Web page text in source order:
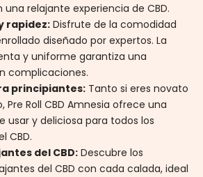
relajante experiencia de CBD.
rapidez: Disfrute de la comodidad
diseñado por expertos. La
y uniforme garantiza una
complicaciones.
principiantes: Tanto si eres novato
Pre Roll CBD Amnesia ofrece una
usar y deliciosa para todos los
CBD.
del CBD:Descubre los
del CBD con cada calada, ideal